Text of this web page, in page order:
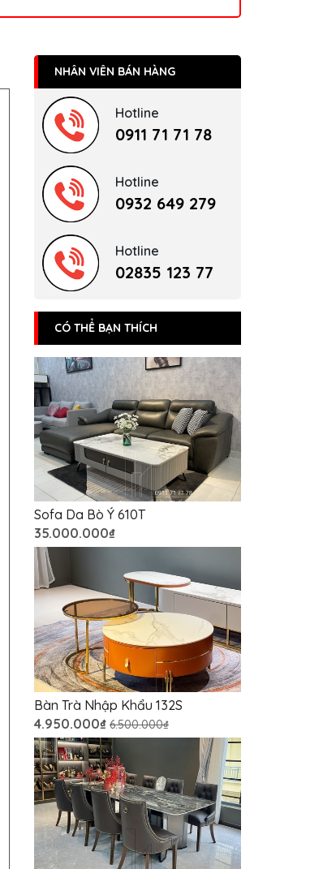
NHÂN VIÊN BÁN HÀNG
Hotline
0911 71 71 78
Hotline
0932 649 279
Hotline
02835 123 77
CÓ THỂ BẠN THÍCH
Sofa Da Bò Ý 610T
35.000.000₫
Bàn Trà Nhập Khẩu 132S
4.950.000₫ 6.500.000₫